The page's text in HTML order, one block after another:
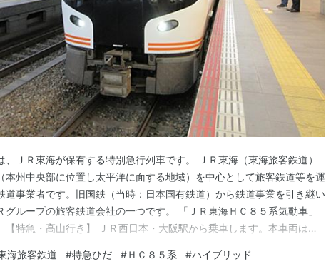
、ＪＲ東海が保有する特別急行列車です。 ＪＲ東海（東海旅客鉄道）
本州中央部に位置し太平洋に面する地域）を中心として旅客鉄道等を運
道事業者です。旧国鉄（当時：日本国有鉄道）から鉄道事業を引き継い
グループの旅客鉄道会社の一つです。 「ＪＲ東海ＨＣ８５系気動車」
【特急・高山行き】 ＪＲ西日本・大阪駅から乗車します。本車両は、
海旅客鉄道 #特急ひだ #ＨＣ８５系 #ハイブリッド